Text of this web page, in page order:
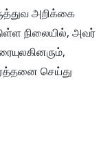
அறிக்கை
நிலையில், அவர்
செய்து